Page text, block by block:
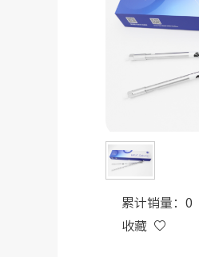
累计销量：0
收藏